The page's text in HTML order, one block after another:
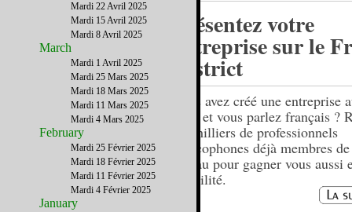
Présentez votre
entreprise sur le
District
Vous avez créé une entreprise
Unis et vous parlez français ?
les milliers de professionnels
francophones déjà membres
réseau pour gagner vous aussi
visibilité.
Mardi 22 Avril 2025
Mardi 15 Avril 2025
Mardi 8 Avril 2025
March
Mardi 1 Avril 2025
Mardi 25 Mars 2025
Mardi 18 Mars 2025
Mardi 11 Mars 2025
Mardi 4 Mars 2025
February
Mardi 25 Février 2025
Mardi 18 Février 2025
Mardi 11 Février 2025
Mardi 4 Février 2025
January